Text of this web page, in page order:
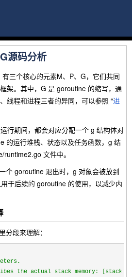
源码分析
三个核心的元素M、P、G，它们共同
架。其中，G 是 goroutine 的缩写，通
线程和进程三者的异同，可以参照 “进
行期间，都会对应分配一个 g 结构体对
的运行堆栈、状态以及任务函数，g 结
runtime2.go 文件中。
个 goroutine 退出时， g 对象会被放到
于后续的 goroutine 的使用，以减少内
分段来理解：
the actual stack memory: